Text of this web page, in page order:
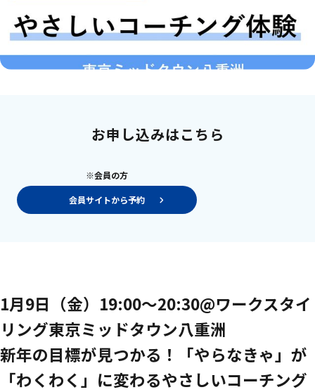
お申し込みはこちら
※会員の方
会員サイトから予約
1月9日​（金）​19:00〜20:30@ワークスタイ
リング東京ミッドタウン八重洲
新年の目標が見つかる！「やらなきゃ」が
「わくわく」に変わるやさしいコーチング